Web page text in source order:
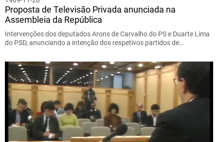
Proposta de Televisão Privada anunciada na
Assembleia da República
Intervenções dos deputados Arons de Carvalho do PS e Duarte Lima
do PSD, anunciando a intenção dos respetivos partidos de…